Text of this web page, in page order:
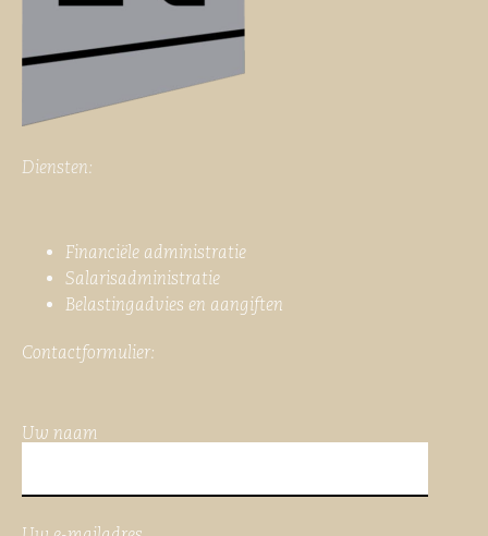
Diensten:
Financiële administratie
Salarisadministratie
Belastingadvies en aangiften
Contactformulier:
Uw naam